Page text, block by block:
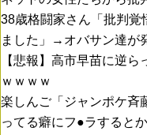
38歳格闘家さん「批判覚
ました」→オバサン達が
【悲報】高市早苗に逆
ｗｗｗｗ
楽しんご「ジャンポケ斉
ってる癖にフ●ラすると